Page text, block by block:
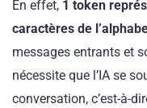
En effet, 1 token
caractères de
messages entrants et
nécessite que l’IA se
conversation, c’est-à-